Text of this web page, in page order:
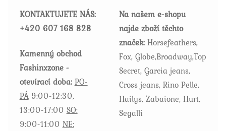
na
stránce
produktu
KONTAKTUJETE NÁS:
+420 607 168 828
Kamenný obchod
Fashinxzone -
otevírací doba: PO-
PÁ9:00-12:30,
13:00-17:00 SO:
9:00-11:00 NE:
Na našem e-shopu
najde zboží těchto
značek: Horsefeathers,
Fox, Globe,Broadway,Top
Secret, Garcia jeans,
Cross jeans, Rino Pelle,
Hailys, Zabaione, Hurt,
Segalli